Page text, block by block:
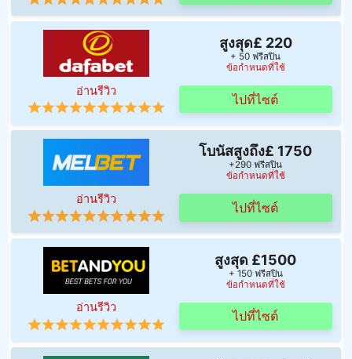
สูงสุด£ 220
+ 50 ฟรีสปิน
ข้อกำหนดที่ใช้
อ่านรีวิว
ไปที่ไซต์
โบนัสสูงถึง£ 1750
+290 ฟรีสปิน
ข้อกำหนดที่ใช้
อ่านรีวิว
ไปที่ไซต์
สูงสุด £1500
+ 150 ฟรีสปิน
ข้อกำหนดที่ใช้
อ่านรีวิว
ไปที่ไซต์